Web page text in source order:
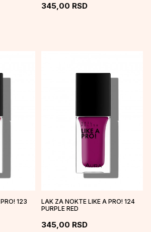
345,00 RSD
123
LAK ZA NOKTE LIKE A PRO! 124
PURPLE RED
345,00 RSD